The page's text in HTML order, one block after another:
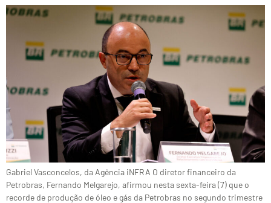
Gabriel Vasconcelos, da Agência iNFRA O diretor financeiro da
Petrobras, Fernando Melgarejo, afirmou nesta sexta-feira (7) que o
recorde de produção de óleo e gás da Petrobras no segundo trimestre